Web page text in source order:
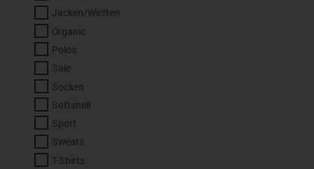
Jacken/Westen
Organic
Polos
Sale
Socken
Softshell
Sport
Sweats
T-Shirts